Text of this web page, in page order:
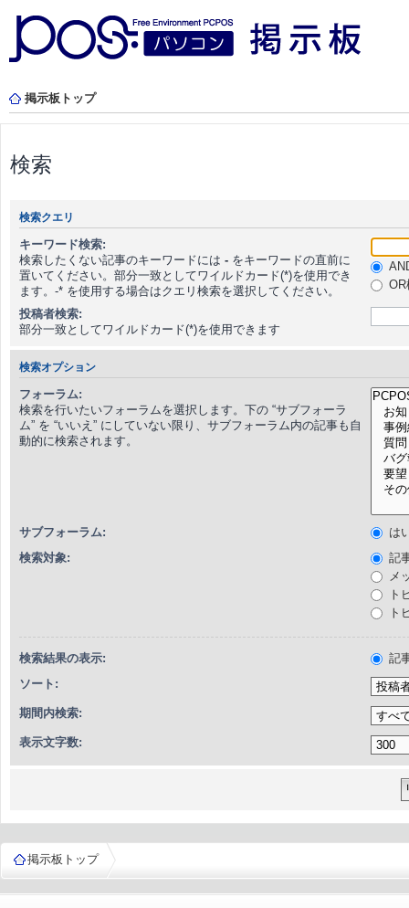
掲示板トップ
検索
検索クエリ
キーワード検索:
検索したくない記事のキーワードには - をキーワードの直前に
置いてください。部分一致としてワイルドカード(*)を使用でき
ます。-* を使用する場合はクエリ検索を選択してください。
OR
投稿者検索:
部分一致としてワイルドカード(*)を使用できます
検索オプション
フォーラム:
検索を行いたいフォーラムを選択します。下の “サブフォーラ
ム” を “いいえ” にしていない限り、サブフォーラム内の記事も自
動的に検索されます。
サブフォーラム:
は
検索対象:
記
メ
ト
ト
検索結果の表示:
記
ソート:
期間内検索:
表示文字数:
掲示板トップ